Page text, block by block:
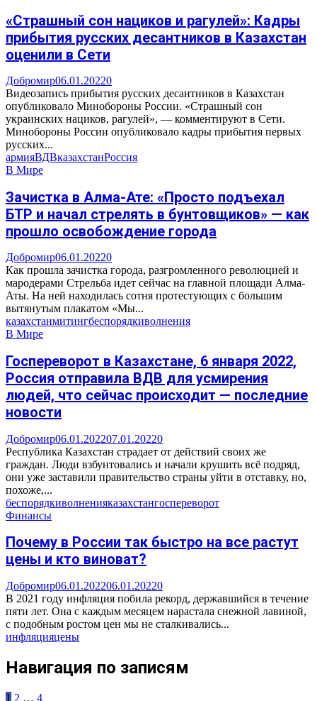
«Страшный сон нациков и рагулей»: Кадры
прибытия русских десантников в Казахстан
оценили в Сети
Добромир06.01.20220
Видеозапись прибытия русских десантников в Казахстан
опубликовало Минобороны России. «Страшный сон
украинских нациков, рагулей», — комментируют в Сети.
Минобороны России опубликовало кадры прибытия первых
русских...
армияВДВказахстанРоссия
В Мире
Зачистка в Алма-Ате: «Просто подъехал
БТР и начал стрелять в бунтовщиков» — как
прошло освобождение города
Добромир06.01.20220
Как прошла зачистка города, разгромленного революцией и
мародерами Стрельба идет сейчас на главной площади Алма-
Аты. На ней находилась сотня протестующих с большим
вытянутым плакатом «Мы...
казахстанмитингбеспорядкиволнения
В Мире
Госпереворот в Казахстане, 6 января 2022,
Россия отправила ВДВ для усмирения
людей, что сейчас происходит — последние
новости
Добромир06.01.202207.01.20220
Республика Казахстан страдает от действий своих же
граждан. Люди взбунтовались и начали крушить всё подряд,
они уже заставили правительство страны уйти в отставку, но,
похоже,...
беспорядкиволненияказахстангоспереворот
Финансы
Почему в России так быстро на все растут
цены и кто виноват?
Добромир06.01.202206.01.20220
В 2021 году инфляция побила рекорд, державшийся в течение
пяти лет. Она с каждым месяцем нарастала снежной лавиной,
с подобным ростом цен мы не сталкивались...
инфляцияцены
Навигация по записям
1 2 … 4